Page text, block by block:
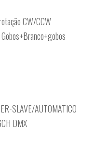
CW/CCW
SLAVE/AUTOMATICO
DMX